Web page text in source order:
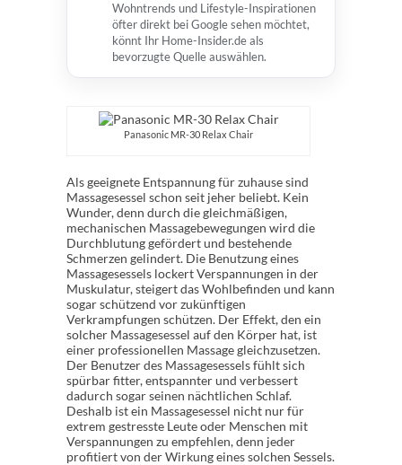
Wohntrends und Lifestyle-Inspirationen
öfter direkt bei Google sehen möchtet,
könnt Ihr Home-Insider.de als
bevorzugte Quelle auswählen.
Panasonic MR-30 Relax Chair
Als geeignete Entspannung für zuhause sind
Massagesessel schon seit jeher beliebt. Kein
Wunder, denn durch die gleichmäßigen,
mechanischen Massagebewegungen wird die
Durchblutung gefördert und bestehende
Schmerzen gelindert. Die Benutzung eines
Massagesessels lockert Verspannungen in der
Muskulatur, steigert das Wohlbefinden und kann
sogar schützend vor zukünftigen
Verkrampfungen schützen. Der Effekt, den ein
solcher Massagesessel auf den Körper hat, ist
einer professionellen Massage gleichzusetzen.
Der Benutzer des Massagesessels fühlt sich
spürbar fitter, entspannter und verbessert
dadurch sogar seinen nächtlichen Schlaf.
Deshalb ist ein Massagesessel nicht nur für
extrem gestresste Leute oder Menschen mit
Verspannungen zu empfehlen, denn jeder
profitiert von der Wirkung eines solchen Sessels.